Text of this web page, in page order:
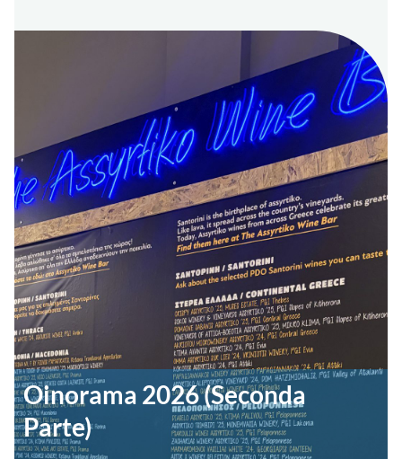
Oinorama 2026 (Seconda
Parte)